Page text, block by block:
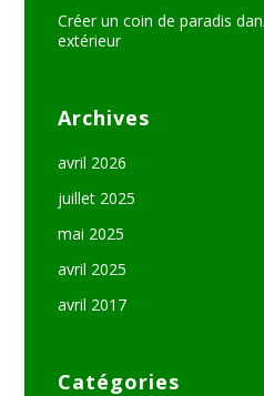
Créer un coin de paradis
extérieur
Archives
avril 2026
juillet 2025
mai 2025
avril 2025
avril 2017
Catégories